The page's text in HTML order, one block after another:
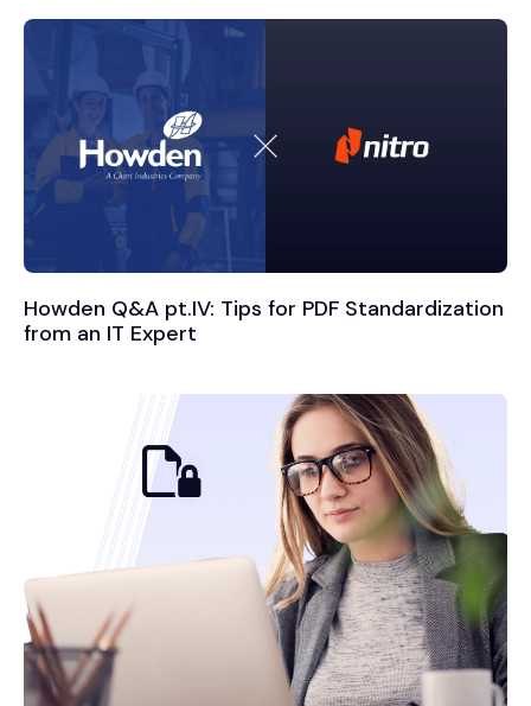
Howden Q&A pt.IV: Tips for PDF Standardization
from an IT Expert